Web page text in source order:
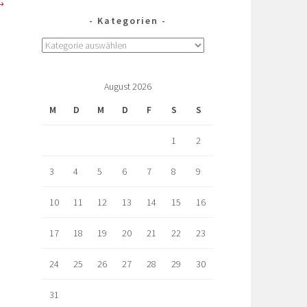
Kategorien
August 2026
M
D M D F S S
1 2
3 4 5 6 7 8 9
10 11 12 13 14 15 16
17 18 19 20 21 22 23
24 25 26 27 28 29 30
31